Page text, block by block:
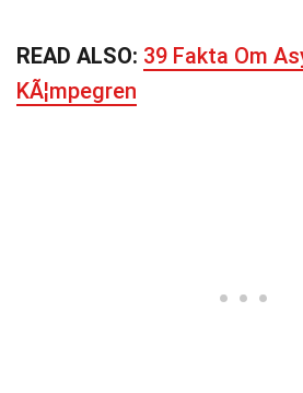
READ ALSO: 39 Fakta Om
KÃ¦mpegren